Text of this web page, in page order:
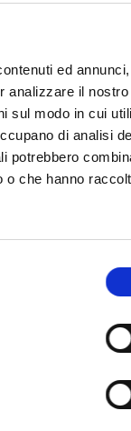
ed
analizzare il nostro
sul modo in cui
di analisi
potrebbero
o che hanno